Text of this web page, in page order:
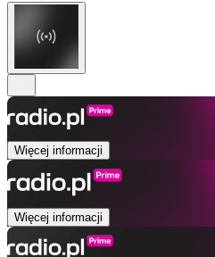
Więcej informacji
Więcej informacji